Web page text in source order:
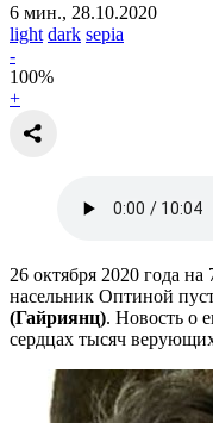
6 мин., 28.10.2020
light dark sepia
-
100%
+
26 октября 2020 года
насельник Оптиной
(Гайриянц). Новость о
сердцах тысяч